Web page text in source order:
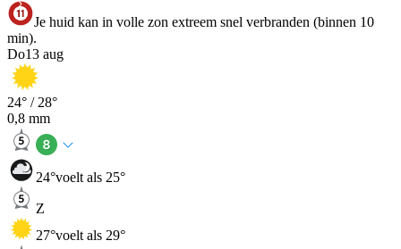
Je huid kan in volle zon extreem snel verbranden (binnen 10
min).
Do13 aug
24° / 28°
0,8 mm
24°voelt als 25°
Z
27°voelt als 29°